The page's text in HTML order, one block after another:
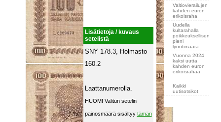
Lisätietoja / kuvaus
setelistä
SNY 178.3, Holmasto
160.2
Laattanumerolla.
HUOM! Valitun setelin
painosmäärä sisältyy tämän
Valtiovierailujen
kahden euron
erikoisraha
Uudella
kultarahalla
poikkeuksellisen
pieni
lyöntimäärä
Vuonna 2024
kaksi uutta
kahden euron
erikoisrahaa
Kaikki
uutisotsikot